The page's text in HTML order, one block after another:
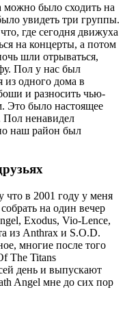
можно было сходить на
увидеть три группы.
где сегодня движуха
на концерты, а потом
шли отрываться,
Пол у нас был
из одного дома в
и разносить чью-
Это было настоящее
Пол ненавидел
наш район был
что в 2001 году у меня
на один вечер
Exodus, Vio-Lence,
из Anthrax и S.O.D.
многие после того
The Titans
день и выпускают
Angel мне до сих пор